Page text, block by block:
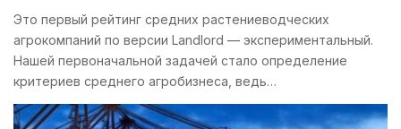
Это первый рейтинг средних растениеводческих
агрокомпаний по версии Landlord — экспериментальный.
Нашей первоначальной задачей стало определение
критериев среднего агробизнеса, ведь…